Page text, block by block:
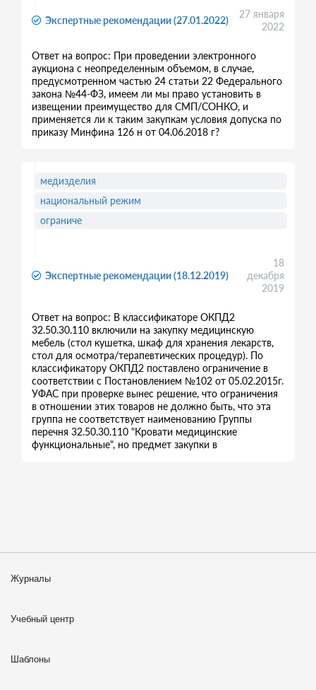
Экспертные рекомендации (27.01.2022)
27 января
2022
Ответ на вопрос: При проведении электронного
аукциона с неопределенным объемом, в случае,
предусмотренном частью 24 статьи 22 Федерального
закона №44-ФЗ, имеем ли мы право установить в
извещении преимущество для СМП/СОНКО, и
применяется ли к таким закупкам условия допуска по
приказу Минфина 126 н от 04.06.2018 г?
Экспертные рекомендации (18.12.2019)
18
декабря
2019
Ответ на вопрос: В классификаторе ОКПД2
32.50.30.110 включили на закупку медицинскую
мебель (стол кушетка, шкаф для хранения лекарств,
стол для осмотра/терапевтических процедур). По
классификатору ОКПД2 поставлено ограничение в
соответствии с Постановлением №102 от 05.02.2015г.
УФАС при проверке вынес решение, что ограничения
в отношении этих товаров не должно быть, что эта
группа не соответствует наименованию Группы
перечня 32.50.30.110 "Кровати медицинские
функциональные", но предмет закупки в
медизделия
национальный режим
ограниче
Журналы
Учебный центр
Шаблоны